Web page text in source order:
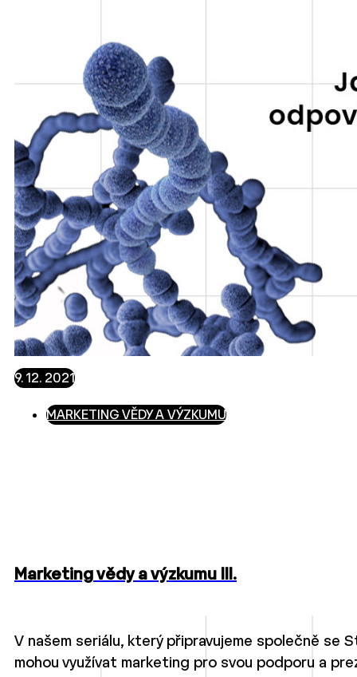
9. 12. 2021
MARKETING VĚDY A VÝZKUMU
Marketing vědy a výzkumu III.
V našem seriálu, který připravujeme společně se
mohou využívat marketing pro svou podporu a